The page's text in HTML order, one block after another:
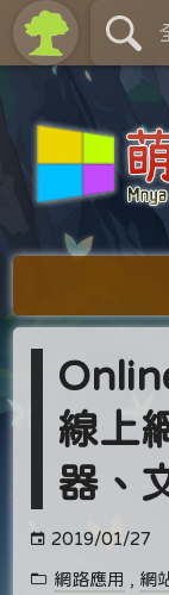
線上
器、
2019/01/27
網路應用 , 網